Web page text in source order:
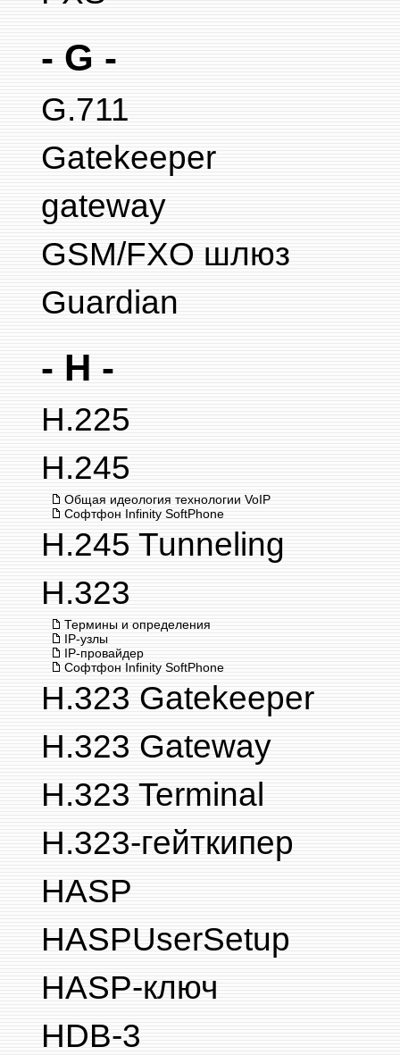
- G -
G.711
Gatekeeper
gateway
GSM/FXO шлюз
Guardian
- H -
H.225
H.245
Общая идеология технологии VoIP
Софтфон Infinity SoftPhone
H.245 Tunneling
H.323
Термины и определения
IP-узлы
IP-провайдер
Софтфон Infinity SoftPhone
H.323 Gatekeeper
H.323 Gateway
H.323 Terminal
H.323-гейткипер
HASP
HASPUserSetup
HASP-ключ
HDB-3